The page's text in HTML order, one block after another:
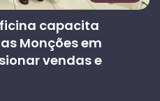
capacita
Monções em
vendas e